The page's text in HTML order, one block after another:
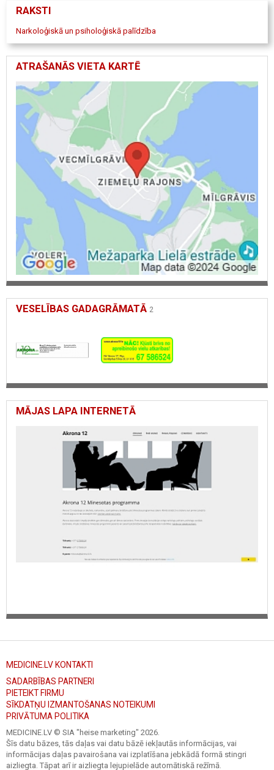
seksuālā atkarība
līdzatkarība
datoratkarība
psihoaktīvo vielu atkarība
medikamentu atkarība
RAKSTI
Narkoloģiskā un psiholoģiskā palīdzība
ATRAŠANĀS VIETA KARTĒ
VESELĪBAS GADAGRĀMATĀ 2
MĀJAS LAPA INTERNETĀ
MEDICINE.LV KONTAKTI
SADARBĪBAS PARTNERI
PIETEIKT FIRMU
SĪKDATŅU IZMANTOŠANAS NOTEIKUMI
PRIVĀTUMA POLITIKA
MEDICINE.LV © SIA "heise marketing" 2026.
Šīs datu bāzes, tās daļas vai datu bāzē iekļautās informācijas, vai
informācijas daļas pavairošana vai izplatīšana jebkādā formā stingri
aizliegta. Tāpat arī ir aizliegta lejupielāde automātiskā režīmā.